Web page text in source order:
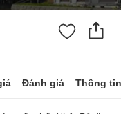
Đánh giá Thông